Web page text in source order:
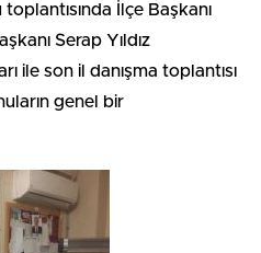
İlçe Başkanı
Serap Yıldız
ile son il danışma toplantısı
genel bir